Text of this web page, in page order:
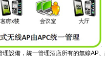
設備，統一管理酒店所有的無線AP